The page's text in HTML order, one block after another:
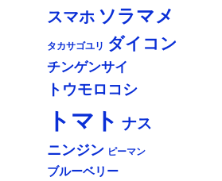
スマホ ソラマメ
タカサゴユリ ダイコン
チンゲンサイ
トウモロコシ
トマト ナス
ニンジン ピーマン
ブルーベリー